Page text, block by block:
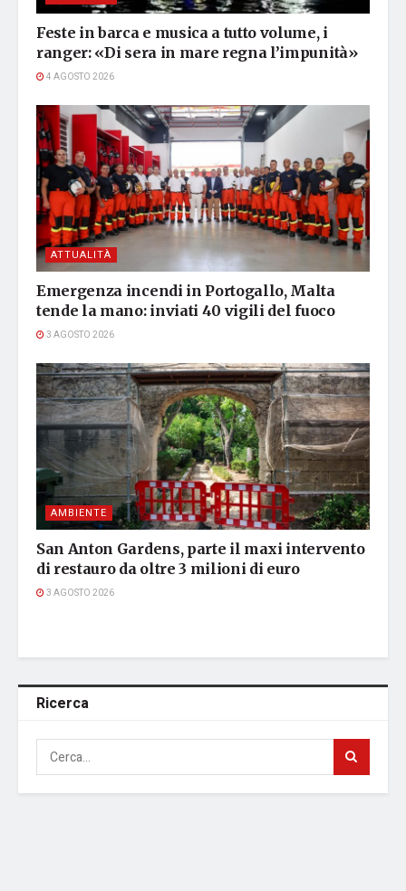
Feste in barca e musica a tutto volume, i
ranger: «Di sera in mare regna l’impunità»
4 AGOSTO 2026
ATTUALITÀ
Emergenza incendi in Portogallo, Malta
tende la mano: inviati 40 vigili del fuoco
3 AGOSTO 2026
AMBIENTE
San Anton Gardens, parte il maxi intervento
di restauro da oltre 3 milioni di euro
3 AGOSTO 2026
Ricerca